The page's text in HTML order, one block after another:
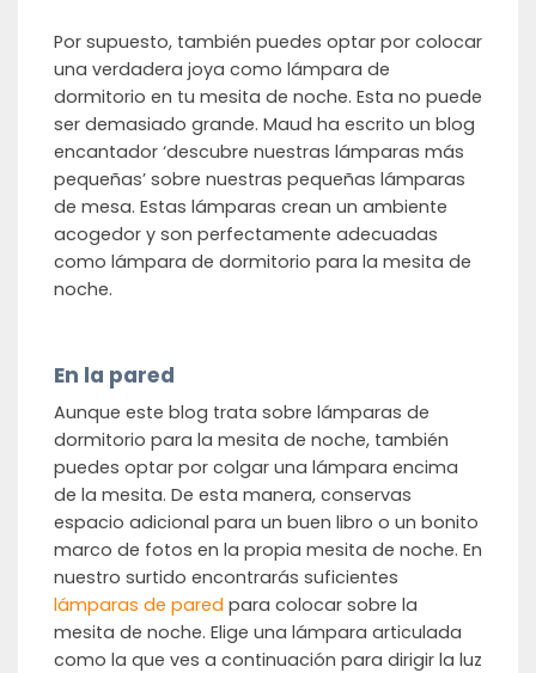
Por supuesto, también puedes optar por colocar
una verdadera joya como lámpara de
dormitorio en tu mesita de noche. Esta no puede
ser demasiado grande. Maud ha escrito un blog
encantador ‘descubre nuestras lámparas más
pequeñas’ sobre nuestras pequeñas lámparas
de mesa. Estas lámparas crean un ambiente
acogedor y son perfectamente adecuadas
como lámpara de dormitorio para la mesita de
noche.
En la pared
Aunque este blog trata sobre lámparas de
dormitorio para la mesita de noche, también
puedes optar por colgar una lámpara encima
de la mesita. De esta manera, conservas
espacio adicional para un buen libro o un bonito
marco de fotos en la propia mesita de noche. En
nuestro surtido encontrarás suficientes
lámparas de pared para colocar sobre la
mesita de noche. Elige una lámpara articulada
como la que ves a continuación para dirigir la luz